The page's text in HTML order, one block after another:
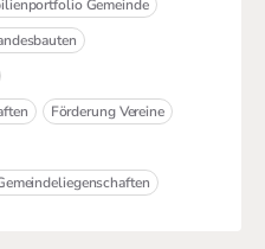
Gemeinde
Förderung Vereine